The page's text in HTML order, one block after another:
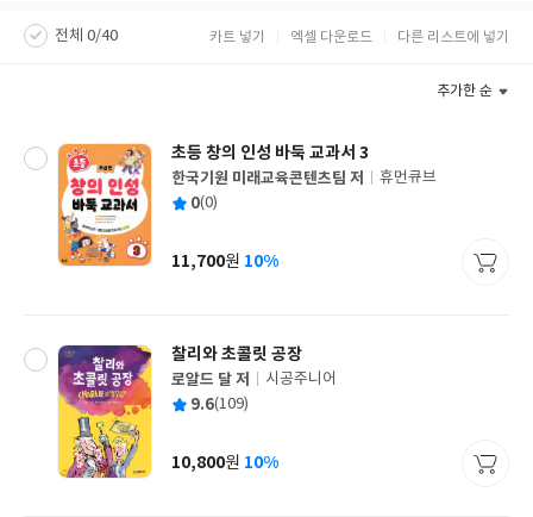
전체 0/40 카트 넣기 엑셀 다운로드 다른 리스트에 넣기
추가한 순
초등 창의 인성 바둑 교과서 3
글
쓴
한국기원 미래교육콘텐츠팀 저
출
사
휴먼큐브
평 0(0)
가
11,700원 10%
찰리와 초콜릿 공장
글
쓴
로알드 달 저
출
사
시공주니어
평 9.6(109)
가
10,800원 10%